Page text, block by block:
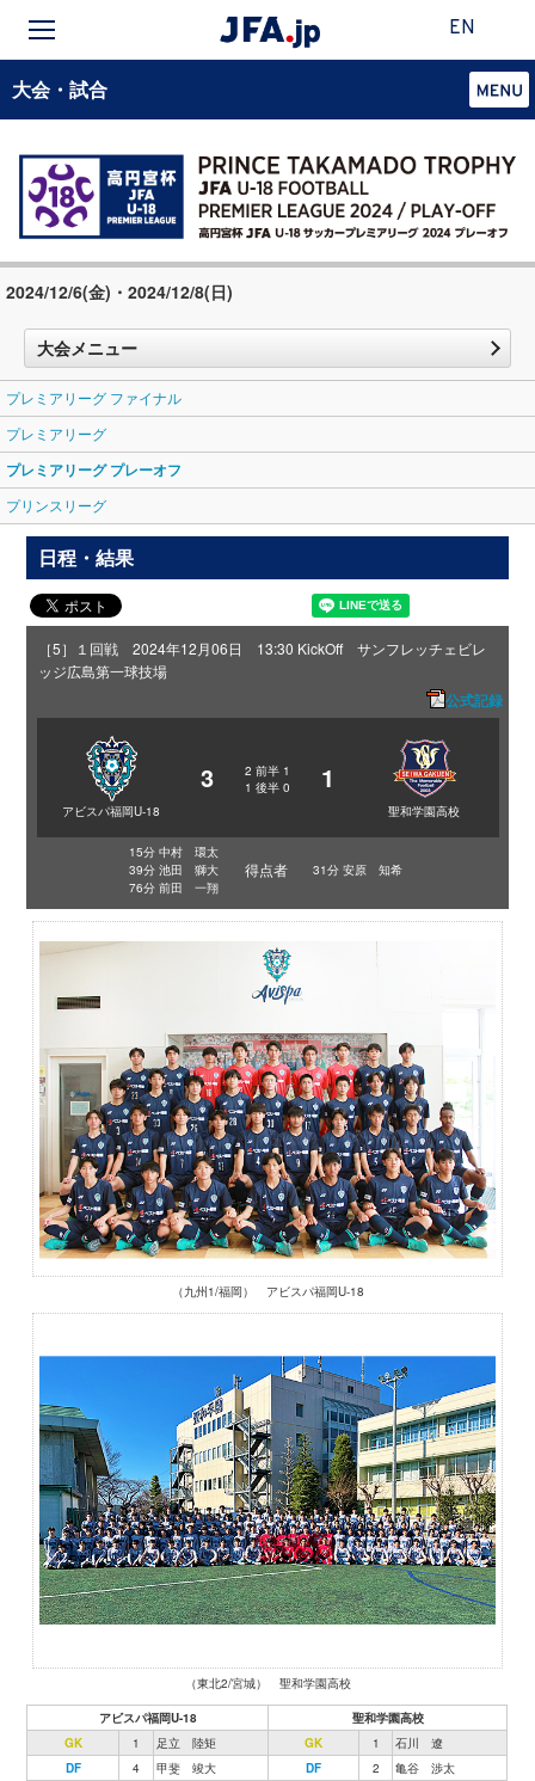
EN
大会・試合
2024/12/6(金)・2024/12/8(日)
大会メニュー
プレミアリーグ ファイナル
プレミアリーグ
プレミアリーグ プレーオフ
プリンスリーグ
日程・結果
［5］１回戦 2024年12月06日 13:30 KickOff サンフレッチェビレ
ッジ広島第一球技場
公式記録
アビスパ福岡U-18
3 2 前半 1
1 後半 0 1
聖和学園高校
15分 中村 環太
39分 池田 獅大
76分 前田 一翔
得点者 31分 安原 知希
（九州1/福岡） アビスパ福岡U-18
（東北2/宮城） 聖和学園高校
アビスパ福岡U-18
聖和学園高校
GK
1 足立 陸矩 GK 1
石川 遼
DF
4 甲斐 竣大 DF 2
亀谷 渉太